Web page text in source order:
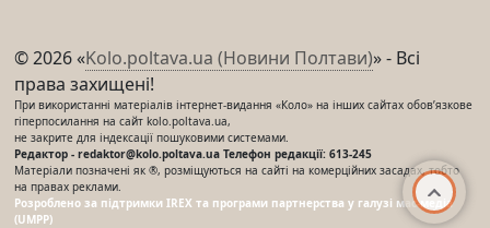
© 2026 «Kolo.poltava.ua (Новини Полтави)» - Всі
права захищені!
При використанні матеріалів інтернет-видання «Коло» на інших сайтах обов’язкове
гіперпосилання на сайт kolo.poltava.ua,
не закрите для індексації пошуковими системами.
Редактор - redaktor@kolo.poltava.ua Телефон редакції: 613-245
Матеріали позначені як ®, розміщуються на сайті на комерційних засадах, тобто
на правах реклами.
Розроблено за підтримки IREX та програми партнерства у галузі мас-медіа
(UMPP)